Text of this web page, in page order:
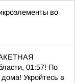
во
01:57! По
Укройтесь в